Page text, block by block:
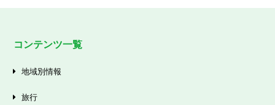
コンテンツ一覧
地域別情報
旅行